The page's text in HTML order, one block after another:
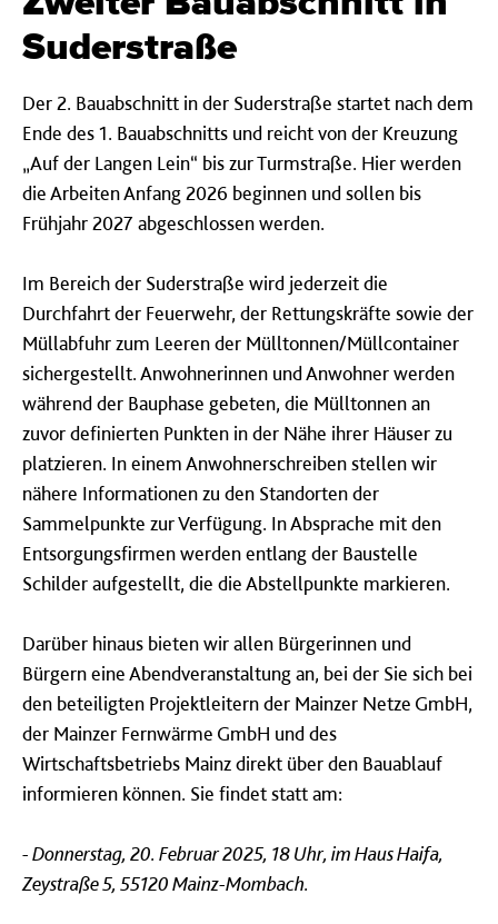
Suderstraße
Der 2. Bauabschnitt in der Suderstraße startet nach dem
Ende des 1. Bauabschnitts und reicht von der Kreuzung
„Auf der Langen Lein“ bis zur Turmstraße. Hier werden
die Arbeiten Anfang 2026 beginnen und sollen bis
Frühjahr 2027 abgeschlossen werden.
Im Bereich der Suderstraße wird jederzeit die
Durchfahrt der Feuerwehr, der Rettungskräfte sowie der
Müllabfuhr zum Leeren der Mülltonnen/Müllcontainer
sichergestellt. Anwohnerinnen und Anwohner werden
während der Bauphase gebeten, die Mülltonnen an
zuvor definierten Punkten in der Nähe ihrer Häuser zu
platzieren. In einem Anwohnerschreiben stellen wir
nähere Informationen zu den Standorten der
Sammelpunkte zur Verfügung. In Absprache mit den
Entsorgungsfirmen werden entlang der Baustelle
Schilder aufgestellt, die die Abstellpunkte markieren.
Darüber hinaus bieten wir allen Bürgerinnen und
Bürgern eine Abendveranstaltung an, bei der Sie sich bei
den beteiligten Projektleitern der Mainzer Netze GmbH,
der Mainzer Fernwärme GmbH und des
Wirtschaftsbetriebs Mainz direkt über den Bauablauf
informieren können. Sie findet statt am:
- Donnerstag, 20. Februar 2025, 18 Uhr, im Haus Haifa,
Zeystraße 5, 55120 Mainz-Mombach.